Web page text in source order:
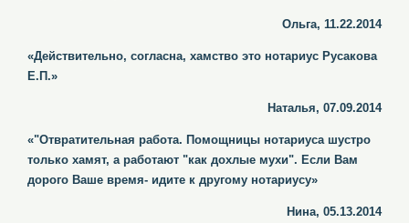
Ольга, 11.22.2014
«Действительно, согласна, хамство это нотариус Русакова
Е.П.»
Наталья, 07.09.2014
«"Отвратительная работа. Помощницы нотариуса шустро
только хамят, а работают "как дохлые мухи". Если Вам
дорого Ваше время- идите к другому нотариусу»
Нина, 05.13.2014